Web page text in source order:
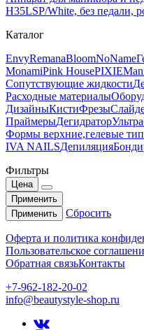
H35LSP/White, без педали,
Каталог
EnvyRemanaBloomNoName
MonamiPink HousePIXIE
Сопутствующие жидкости
Расходные материалы
ДизайныКистиФрезы
ПраймерыДегидратор
Формы верхние,гелевые
IVA NAILSДепиляция
Фильтры
Цена
Применить
Применить
Сбросить
Оферта и политика
Пользовательское
Обратная связьКонтакты
+7-962-182-20-02
info@beautystyle-shop.ru